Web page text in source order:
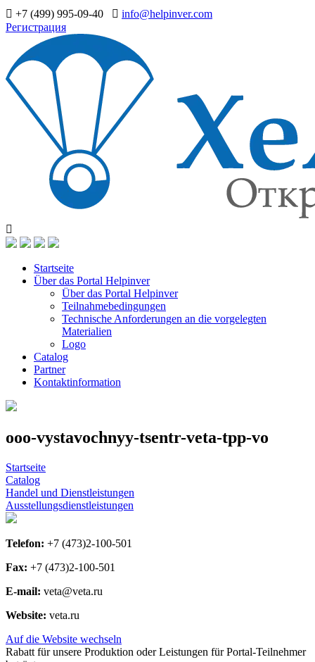
+7 (499) 995-09-40
info@helpinver.com
Регистрация
Startseite
Über das Portal Helpinver
Über das Portal Helpinver
Teilnahmebedingungen
Technische Anforderungen an die vorgelegten
Materialien
Logo
Catalog
Partner
Kontaktinformation
ooo-vystavochnyy-tsentr-veta-tpp-vo
Startseite
Catalog
Handel und Dienstleistungen
Ausstellungsdienstleistungen
Telefon: +7 (473)2-100-501
Fax: +7 (473)2-100-501
E-mail: veta@veta.ru
Website: veta.ru
Auf die Website wechseln
Rabatt für unsere Produktion oder Leistungen für Portal-Teilnehmer